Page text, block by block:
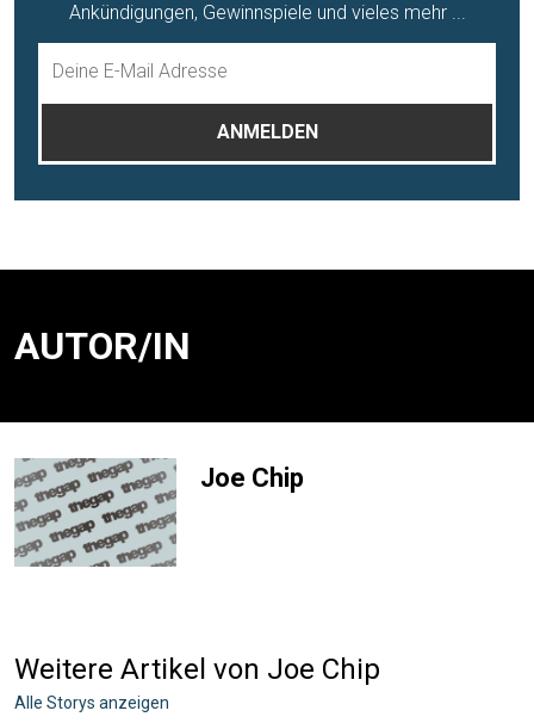
Ankündigungen, Gewinnspiele und vieles mehr ...
AUTOR/IN
Joe Chip
Weitere Artikel von Joe Chip
Alle Storys anzeigen